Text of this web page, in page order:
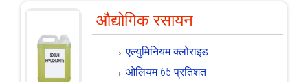
औद्योगिक रसायन
एल्युमिनियम क्लोराइड
ओलियम 65 प्रतिशत